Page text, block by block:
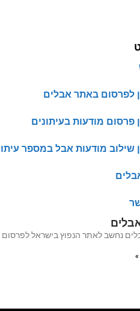
לפרסום באתר אבלים
פרסום מודעות בעיתונים
שילוב מודעות אבל במספר
לאתר הנפוץ בישראל לפרסום מודעות אבל מעל 20 שנה האתר עבר